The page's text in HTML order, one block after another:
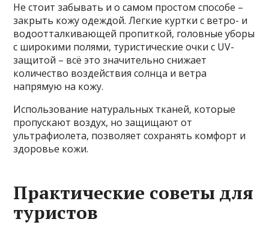
Не стоит забывать и о самом простом способе –
закрыть кожу одеждой. Легкие куртки с ветро- и
водоотталкивающей пропиткой, головные уборы
с широкими полями, туристические очки с UV-
защитой – всё это значительно снижает
количество воздействия солнца и ветра
напрямую на кожу.
Использование натуральных тканей, которые
пропускают воздух, но защищают от
ультрафиолета, позволяет сохранять комфорт и
здоровье кожи.
Практические советы для
туристов